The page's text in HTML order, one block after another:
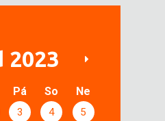
2023
Pá So Ne
3 4
5